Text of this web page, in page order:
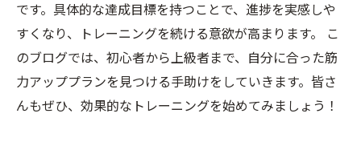
です。具体的な達成目標を持つことで、進捗を実感しや
すくなり、トレーニングを続ける意欲が高まります。 こ
のブログでは、初心者から上級者まで、自分に合った筋
力アッププランを見つける手助けをしていきます。皆さ
んもぜひ、効果的なトレーニングを始めてみましょう！